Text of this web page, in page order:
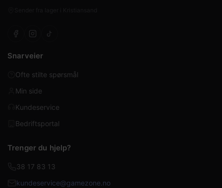
Snarveier
Ofte stilte spørsmål
Min side
Kundeservice
Bedriftsportal
Trenger du hjelp?
38 17 83 13
kundeservice@gamezone.no